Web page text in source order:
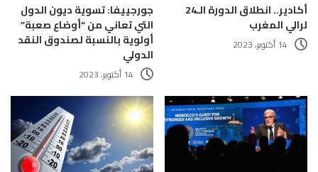
أكادير.. انطلاق الدورة الـ24
لرالي المغرب
14 أكتوبر، 2023
جورجييفا: تسوية ديون الدول
التي تعاني من “أوضاع صعبة”
أولوية بالنسبة لصندوق النقد
الدولي
14 أكتوبر، 2023